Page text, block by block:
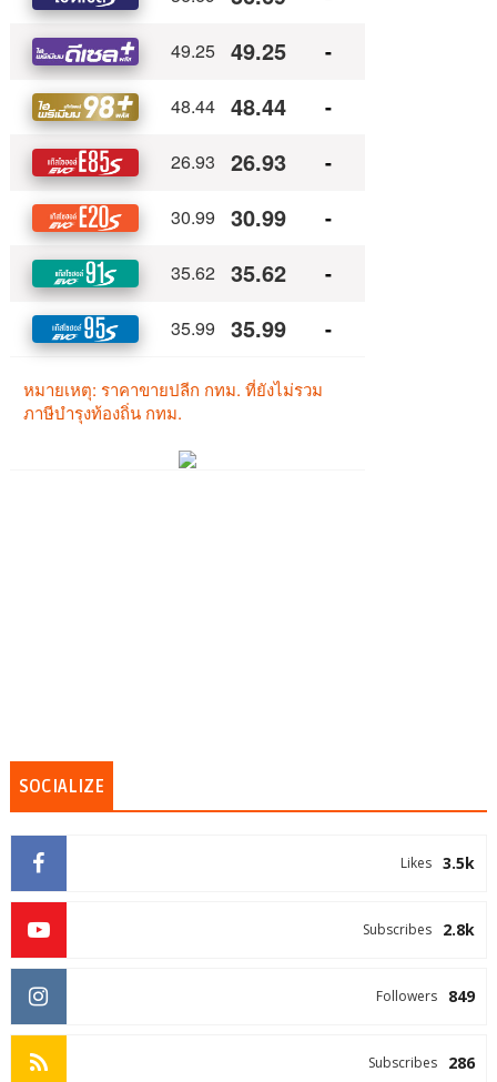
SOCIALIZE
3.5k
Likes
2.8k
Subscribes
849
Followers
286
Subscribes